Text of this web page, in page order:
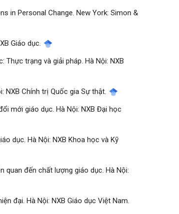
in Personal Change. New York: Simon &
Giáo dục.
Thực trạng và giải pháp. Hà Nội: NXB
NXB Chính trị Quốc gia Sự thật.
mới giáo dục. Hà Nội: NXB Đại học
dục. Hà Nội: NXB Khoa học và Kỹ
quan đến chất lượng giáo dục. Hà Nội:
đại. Hà Nội: NXB Giáo dục Việt Nam.